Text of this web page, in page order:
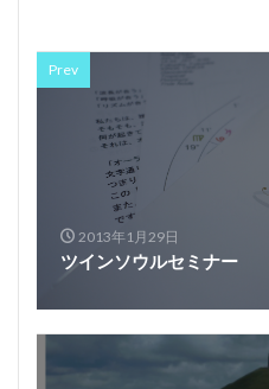
Prev
2013年1月29日
ツインソウルセミナー